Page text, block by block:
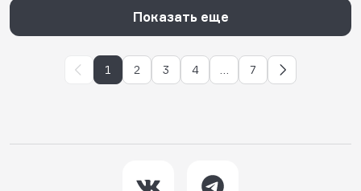
Показать еще
1 2 3 4 7